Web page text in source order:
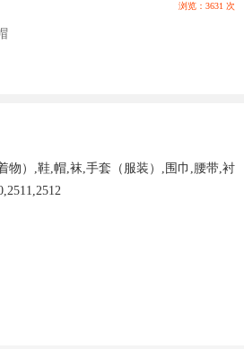
浏览：3631 次
物）,鞋,帽,袜,手套（服装）,围巾,腰带,衬